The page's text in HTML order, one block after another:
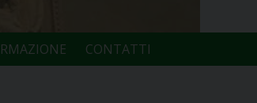
CONTATTI